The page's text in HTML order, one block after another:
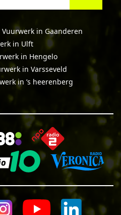
Vuurwerk in Gaanderen
in Ulft
in Hengelo
in Varsseveld
in ’s heerenberg